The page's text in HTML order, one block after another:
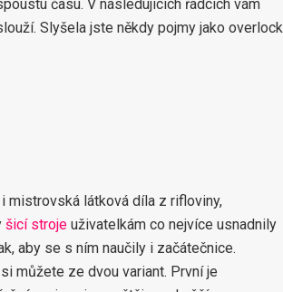
času. V následujících řádcích vám
Slyšela jste někdy pojmy jako overlock
mistrovská látková díla z rifloviny,
šicí stroje uživatelkám co nejvíce usnadnily
aby se s ním naučily i začátečnice.
můžete ze dvou variant. První je